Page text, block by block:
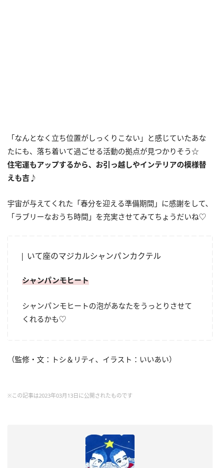
「なんとなく立ち位置がしっくりこない」と感じていたあな
たにも、落ち着いて過ごせる活動の拠点が見つかりそう☆
住宅運もアップするから、お引っ越しやインテリアの模様替
えも吉 ♪
宇宙が与えてくれた「春分を迎える準備期間」に感謝をして、
「ラブリーなおうち時間」を充実させてみてちょうだいね♡
いて座のマジカルシャンパンカクテル
シャンパンモヒート
シャンパンモヒートの泡があなたをうっとりさせて
くれるかも♡
（監修・文：トシ＆リティ、イラスト：いいあい）
※この記事は2023年03月13日に公開されたものです